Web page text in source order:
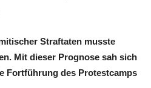
Straftaten musste
Mit dieser Prognose sah sich
Fortführung des Protestcamps